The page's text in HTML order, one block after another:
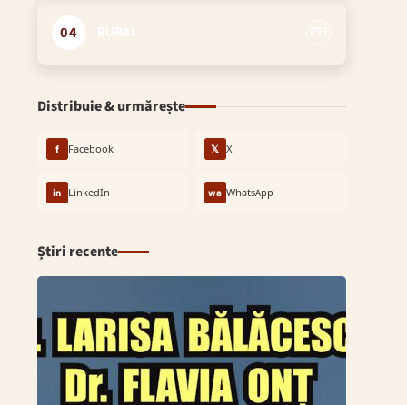
04
Distribuie & urmărește
f Facebook 𝕏 X
in LinkedIn wa WhatsApp
Știri recente